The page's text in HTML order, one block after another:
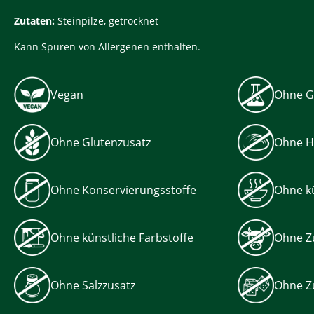
Zutaten: Steinpilze, getrocknet
Kann Spuren von Allergenen enthalten.
Vegan Ohne
Ohne Glutenzusatz Ohne
Ohne Konservierungsstoffe Ohne
Ohne künstliche Farbstoffe Ohne
Ohne Salzzusatz Ohne